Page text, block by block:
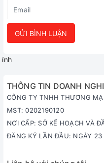
GỬI BÌNH LUẬN
ính
THÔNG TIN DOANH
CÔNG TY TNHH THƯƠNG
MST: 0202190120
NƠI CẤP: SỞ KẾ HOẠCH VÀ
ĐĂNG KÝ LẦN ĐẦU: NGÀY